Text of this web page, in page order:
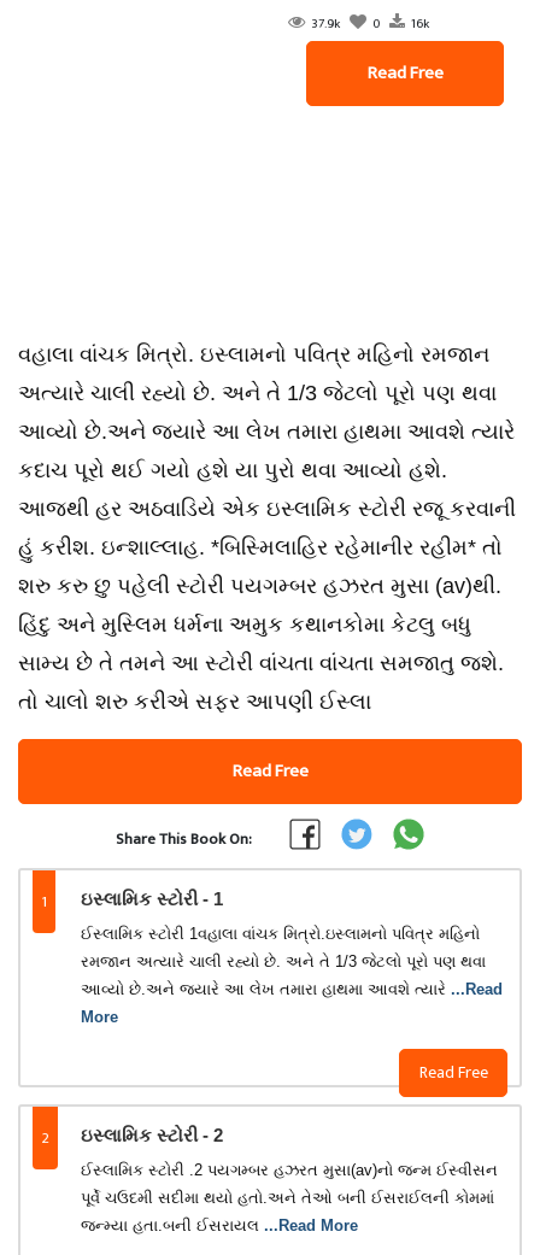
37.9k 0 16k
Read Free
વહાલા વાંચક મિત્રો. ઇસ્લામનો પવિત્ર મહિનો રમજાન
અત્યારે ચાલી રહ્યો છે. અને તે 1/3 જેટલો પૂરો પણ થવા
આવ્યો છે.અને જ્યારે આ લેખ તમારા હાથમા આવશે ત્યારે
કદાચ પૂરો થઈ ગયો હશે યા પુરો થવા આવ્યો હશે.
આજથી હર અઠવાડિયે એક ઇસ્લામિક સ્ટોરી રજૂ કરવાની
હું કરીશ. ઇન્શાલ્લાહ. *બિસ્મિલાહિર રહેમાનીર રહીમ* તો
શરુ કરુ છુ પહેલી સ્ટોરી પયગમ્બર હઝરત મુસા (av)થી.
હિંદુ અને મુસ્લિમ ધર્મના અમુક કથાનકોમા કેટલુ બધુ
સામ્ય છે તે તમને આ સ્ટોરી વાંચતા વાંચતા સમજાતુ જશે.
તો ચાલો શરુ કરીએ સફર આપણી ઈસ્લા
Read Free
Share This Book On:
1 ઇસ્લામિક સ્ટોરી - 1
Read Free
ઈસ્લામિક સ્ટોરી 1વહાલા વાંચક મિત્રો.ઇસ્લામનો પવિત્ર મહિનો
રમજાન અત્યારે ચાલી રહ્યો છે. અને તે 1/3 જેટલો પૂરો પણ થવા
આવ્યો છે.અને જ્યારે આ લેખ તમારા હાથમા આવશે ત્યારે ...Read
More
2 ઇસ્લામિક સ્ટોરી - 2
ઈસ્લામિક સ્ટોરી .2 પયગમ્બર હઝરત મુસા(av)નો જન્મ ઈસ્વીસન
પૂર્વે ચઉદમી સદીમા થયો હતો.અને તેઓ બની ઈસરાઈલની કોમમાં
જન્મ્યા હતા.બની ઈસરાયલ ...Read More